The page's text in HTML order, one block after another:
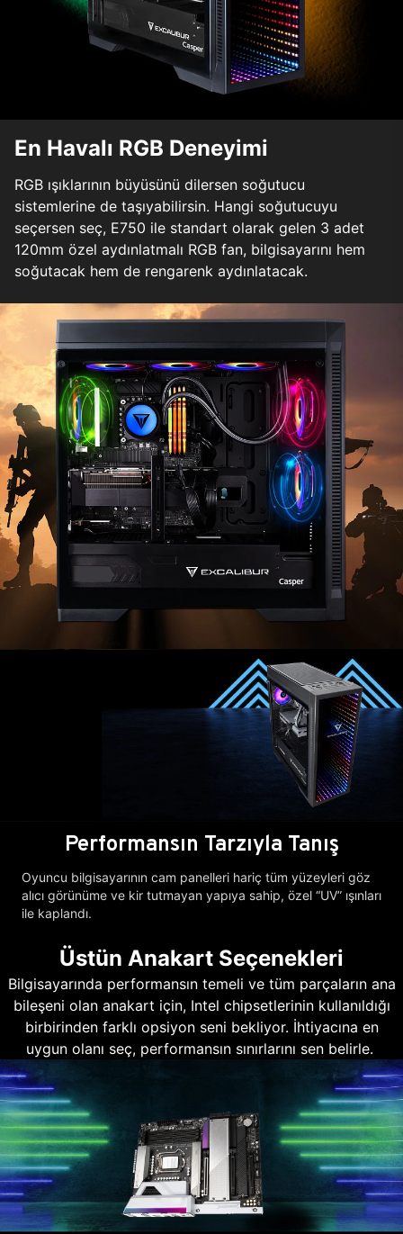
En Havalı RGB Deneyimi
RGB ışıklarının büyüsünü dilersen soğutucu
sistemlerine de taşıyabilirsin. Hangi soğutucuyu
seçersen seç, E750 ile standart olarak gelen 3 adet
120mm özel aydınlatmalı RGB fan, bilgisayarını hem
soğutacak hem de rengarenk aydınlatacak.
Performansın Tarzıyla Tanış
Oyuncu bilgisayarının cam panelleri hariç tüm yüzeyleri göz
alıcı görünüme ve kir tutmayan yapıya sahip, özel “UV” ışınları
ile kaplandı.
Üstün Anakart Seçenekleri
Bilgisayarında performansın temeli ve tüm parçaların ana
bileşeni olan anakart için, Intel chipsetlerinin kullanıldığı
birbirinden farklı opsiyon seni bekliyor. İhtiyacına en
uygun olanı seç, performansın sınırlarını sen belirle.